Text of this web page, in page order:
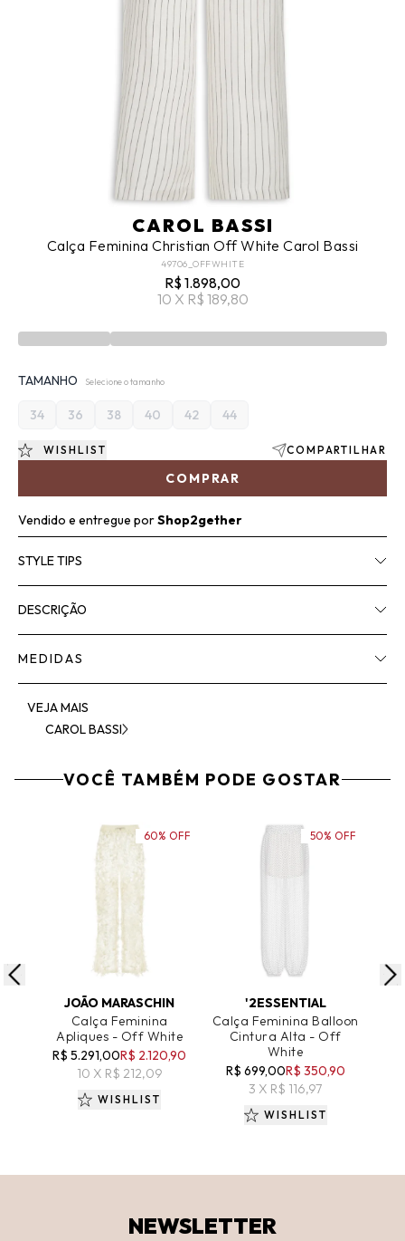
CAROL BASSI
Calça Feminina Christian Off White Carol Bassi
49706_OFFWHITE
R$ 1.898,00
10 X R$ 189,80
TAMANHO Selecione o tamanho
34 36 38 40 42 44
COMPRAR
WISHLIST COMPARTILHAR
Vendido e entregue porShop2gether
STYLE TIPS
DESCRIÇÃO
MEDIDAS
VEJA MAIS
CAROL BASSI
VOCÊ TAMBÉM PODE GOSTAR
ADICIONAR AO CARRINHO
JOÃO MARASCHIN
Calça Feminina
Apliques - Off White
R$ 5.291,00R$ 2.120,90
10 X R$ 212,09
60% OFF
WISHLIST
ADICIONAR AO CARRINHO
'2ESSENTIAL
Calça Feminina Balloon
Cintura Alta - Off
White
R$ 699,00R$ 350,90
3 X R$ 116,97
50% OFF
WISHLIST
NEWSLETTER